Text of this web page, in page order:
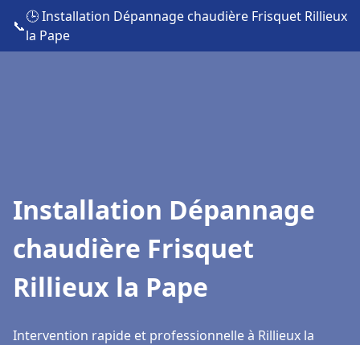
📞
🕒 Installation Dépannage chaudière Frisquet Rillieux
la Pape
Installation Dépannage
chaudière Frisquet
Rillieux la Pape
Intervention rapide et professionnelle à Rillieux la